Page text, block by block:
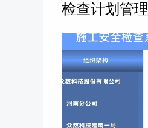
检查计划管理